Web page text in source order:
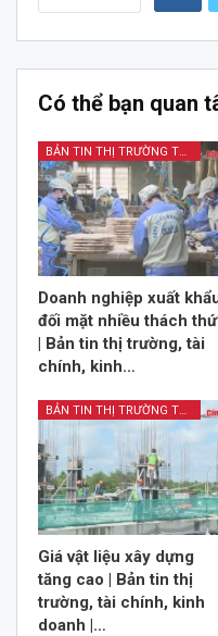
Có thể bạn quan
BẢN TIN THỊ TRƯỜNG TÀI CHÍNH KINH DOANH
Doanh nghiệp xuất
đối mặt nhiều thách
| Bản tin thị trường, tài
chính, kinh…
BẢN TIN THỊ TRƯỜNG TÀI CHÍNH KINH DOANH
Giá vật liệu xây dựng
tăng cao | Bản tin thị
trường, tài chính, kinh
doanh |…